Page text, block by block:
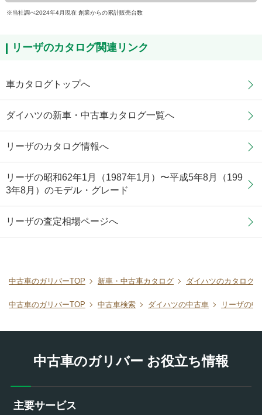
当社調べ2024年4月現在 創業からの累計販売台数
リーザのカタログ関連リンク
車カタログトップへ
ダイハツの新車・中古車カタログ一覧へ
リーザのカタログ情報へ
リーザの昭和62年1月（1987年1月）〜平成5年8月（199
3年8月）のモデル・グレード
リーザの査定相場ページへ
中古車のガリバーTOP 新車・中古車カタログ ダイハツのカタログ
中古車のガリバーTOP 中古車検索 ダイハツの中古車 リーザの中
中古車のガリバー お役立ち情報
主要サービス